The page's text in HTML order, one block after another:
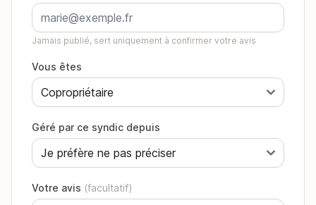
Jamais publié, sert uniquement à confirmer votre avis
Vous êtes
Géré par ce syndic depuis
Votre avis (facultatif)